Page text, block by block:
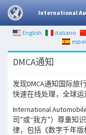
International
English italiano
DMCA通知
发现DMCA通知国际旅
快速在线处理，全球运
International
司”或“我方”）尊重知
律，包括《数字千年版